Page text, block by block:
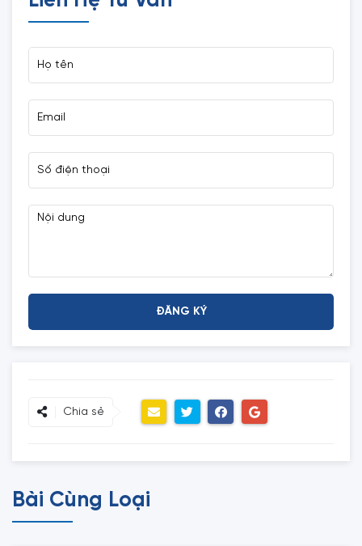
Chia sẻ
Bài Cùng Loại